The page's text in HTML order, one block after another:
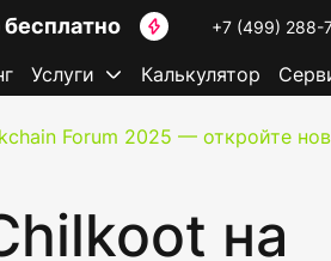
+7 (499) 288-
Услуги Калькулятор
Forum 2025 — откройте
на